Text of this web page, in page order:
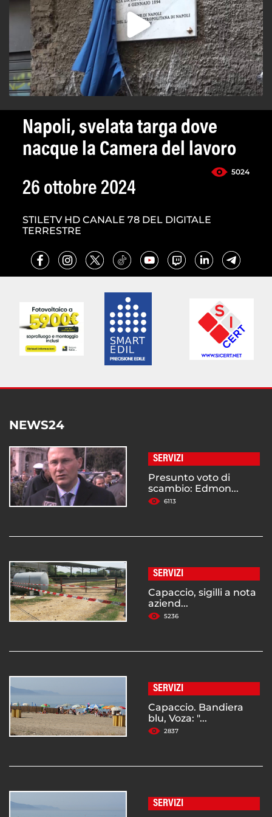
Napoli, svelata targa dove
nacque la Camera del lavoro
5024
26 ottobre 2024
STILETV HD CANALE 78 DEL DIGITALE
TERRESTRE
NEWS24
SERVIZI
Presunto voto di
scambio: Edmon...
6113
SERVIZI
Capaccio, sigilli a nota
aziend...
5236
SERVIZI
Capaccio. Bandiera
blu, Voza: "...
2837
SERVIZI